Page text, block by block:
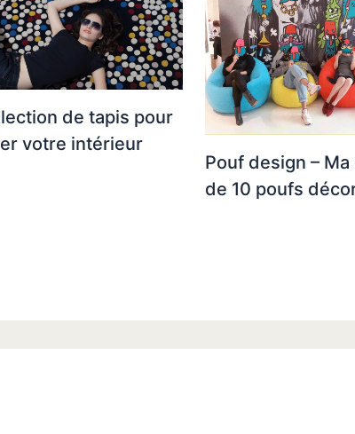
de tapis pour
votre intérieur
Pouf design –
de 10 poufs